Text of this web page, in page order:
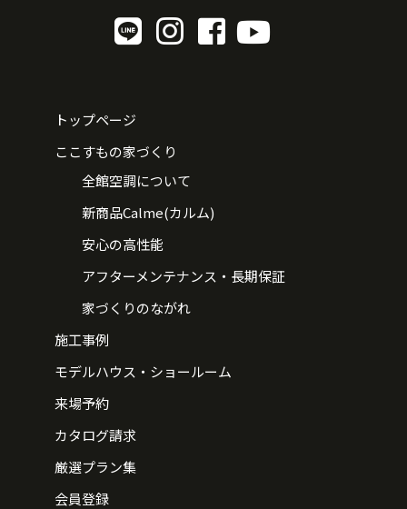
トップページ
ここすもの家づくり
全館空調について
新商品Calme(カルム)
安心の高性能
アフターメンテナンス・長期保証
家づくりのながれ
施工事例
モデルハウス・ショールーム
来場予約
カタログ請求
厳選プラン集
会員登録